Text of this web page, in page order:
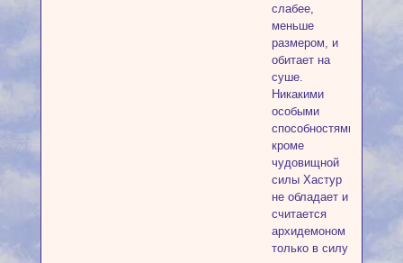
слабее,
меньше
размером, и
обитает на
суше.
Никакими
особыми
способностями,
кроме
чудовищной
силы Хастур
не обладает и
считается
архидемоном
только в силу